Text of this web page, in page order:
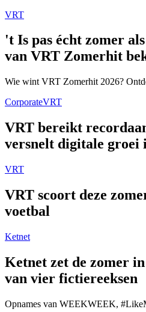
VRT
't Is pas écht zomer
van VRT Zomerhit
Wie wint VRT Zomerhit 2026?
CorporateVRT
VRT bereikt
versnelt digitale groei
VRT
VRT scoort deze
voetbal
Ketnet
Ketnet zet de zomer
van vier fictiereeksen
Opnames van WEEKWEEK,